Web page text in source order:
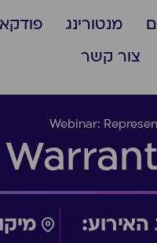
מנטורינג
צור קשר
Webinar: